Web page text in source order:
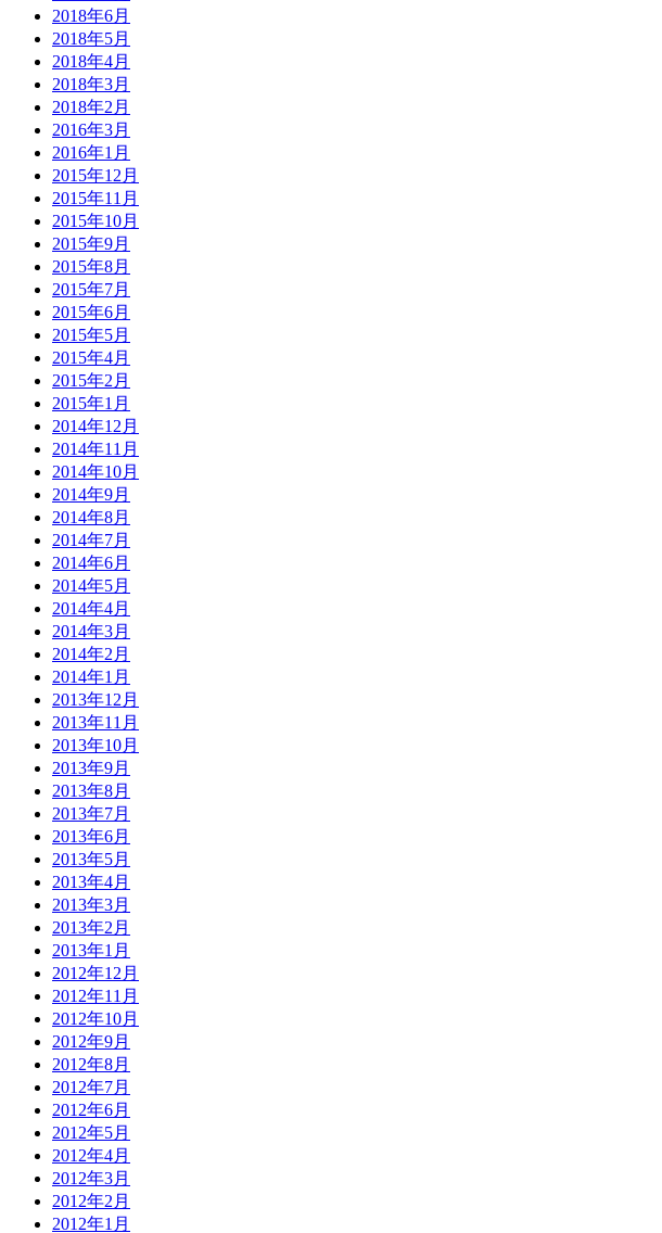
2018年6月
2018年5月
2018年4月
2018年3月
2018年2月
2016年3月
2016年1月
2015年12月
2015年11月
2015年10月
2015年9月
2015年8月
2015年7月
2015年6月
2015年5月
2015年4月
2015年2月
2015年1月
2014年12月
2014年11月
2014年10月
2014年9月
2014年8月
2014年7月
2014年6月
2014年5月
2014年4月
2014年3月
2014年2月
2014年1月
2013年12月
2013年11月
2013年10月
2013年9月
2013年8月
2013年7月
2013年6月
2013年5月
2013年4月
2013年3月
2013年2月
2013年1月
2012年12月
2012年11月
2012年10月
2012年9月
2012年8月
2012年7月
2012年6月
2012年5月
2012年4月
2012年3月
2012年2月
2012年1月